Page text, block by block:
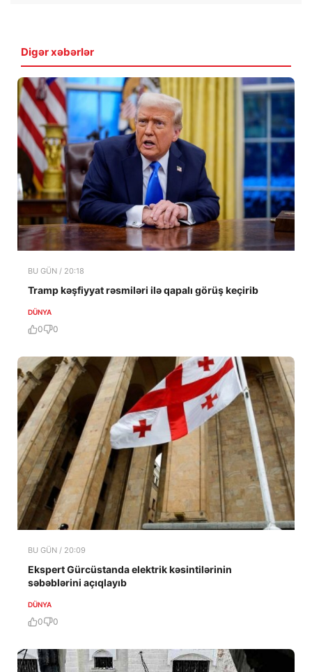
Digər xəbərlər
BU GÜN / 20:18
Tramp kəşfiyyat rəsmiləri ilə qapalı görüş keçirib
DÜNYA
0 0
BU GÜN / 20:09
Ekspert Gürcüstanda elektrik kəsintilərinin
səbəblərini açıqlayıb
DÜNYA
0 0